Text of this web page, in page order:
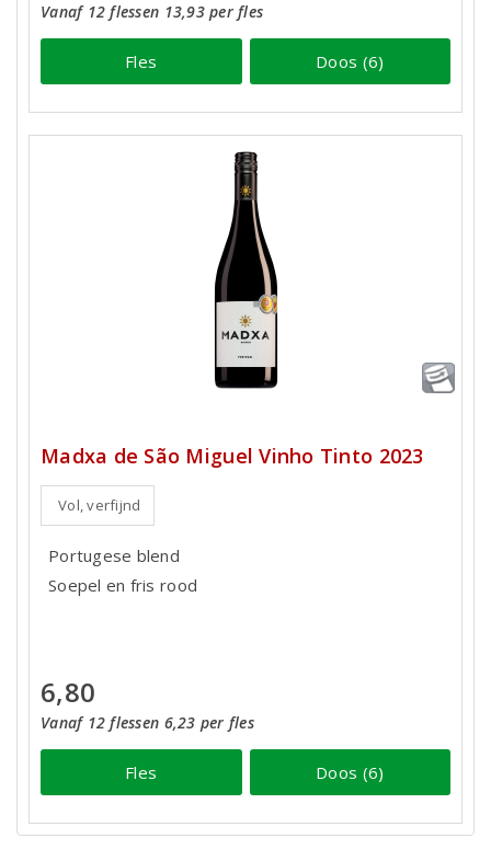
Vanaf 12 flessen 13,93 per fles
Fles Doos (6)
Madxa de São Miguel Vinho Tinto 2023
Vol, verfijnd
Portugese blend
Soepel en fris rood
6,80
Vanaf 12 flessen 6,23 per fles
Fles Doos (6)